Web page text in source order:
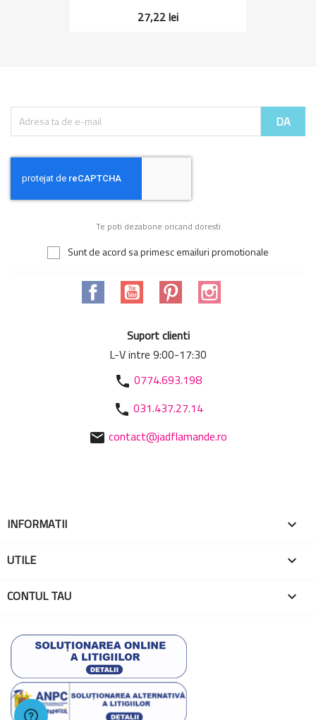
27,22 lei
Te poti dezabone oricand doresti
Sunt de acord sa primesc emailuri promotionale
Facebook YouTube Pinterest
Suport clienti
L-V intre 9:00-17:30
phone 0774.693.198
phone 031.437.27.14
mail contact@jadflamande.ro
INFORMATII 
UTILE 
CONTUL TAU 